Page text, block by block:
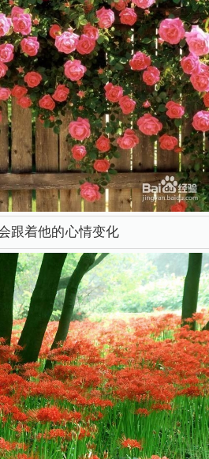
跟着他的心情变化